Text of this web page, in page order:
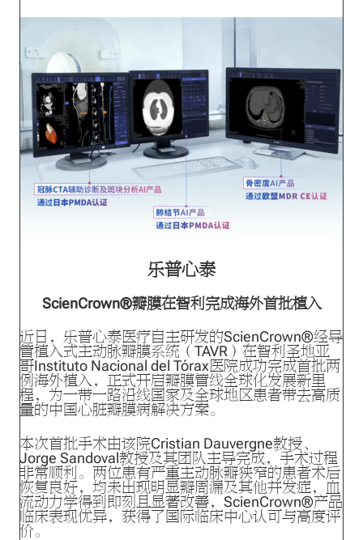
乐普心泰
ScienCrown®瓣膜在智利完成海外首批植入
近日，乐普心泰医疗自主研发的ScienCrown®经导
管植入式主动脉瓣膜系统（TAVR）在智利圣地亚
哥Instituto Nacional del Tórax医院成功完成首批两
例海外植入，正式开启瓣膜管线全球化发展新里
程，为一带一路沿线国家及全球地区患者带去高质
量的中国心脏瓣膜病解决方案。
本次首批手术由该院Cristian Dauvergne教授、
Jorge Sandoval教授及其团队主导完成，手术过程
非常顺利。两位患有严重主动脉瓣狭窄的患者术后
恢复良好，均未出现明显瓣周漏及其他并发症，血
流动力学得到即刻且显著改善，ScienCrown®产品
临床表现优异，获得了国际临床中心认可与高度评
价。